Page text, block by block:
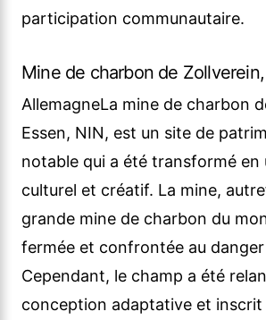
participation communautaire.
Mine de charbon de
AllemagneLa mine de charbon
Essen, NIN, est un site de
notable qui a été transformé en
culturel et créatif. La mine,
grande mine de charbon du
fermée et confrontée au danger
Cependant, le champ a été
conception adaptative et inscrit